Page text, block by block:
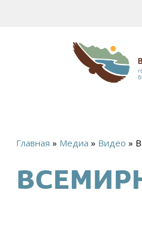
здесь
Главная » Медиа » Видео »